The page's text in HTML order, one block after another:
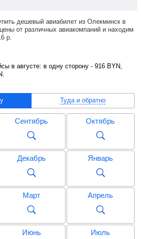
дешевый авиабилет из Олекминск в
от различных авиакомпаний и находим
р
в августе: в одну сторону - 916 BYN
Туда и обратно
Сентябрь Октябрь
Декабрь Январь
Март Апрель
Июнь Июль